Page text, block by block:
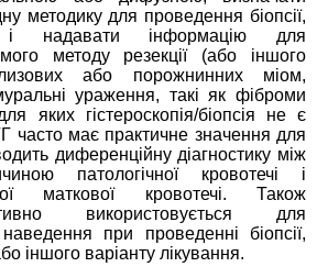
методику для проведення біопсії,
і надавати інформацію для
методу резекції (або іншого
або порожнинних міом,
ураження, такі як фіброми
яких гістероскопія/біопсія не є
часто має практичне значення для
диференційну діагностику між
патологічної кровотечі і
маткової кровотечі. Також
використовується для
при проведенні біопсії,
іншого варіанту лікування.